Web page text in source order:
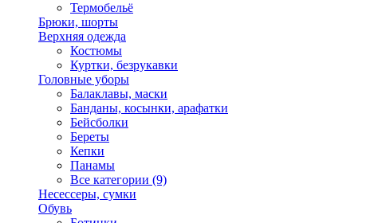
Термобельё
Брюки, шорты
Верхняя одежда
Костюмы
Куртки, безрукавки
Головные уборы
Балаклавы, маски
Банданы, косынки, арафатки
Бейсболки
Береты
Кепки
Панамы
Все категории (9)
Несессеры, сумки
Обувь